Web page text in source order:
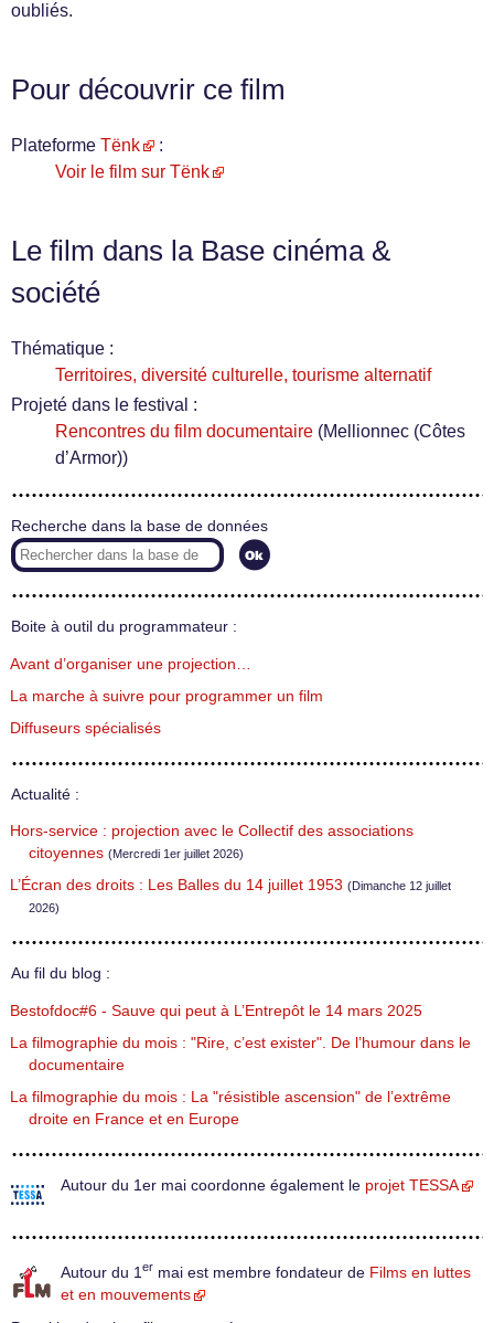
oubliés.
Pour découvrir ce film
Plateforme Tënk
:
Voir le film sur Tënk
Le film dans la Base cinéma &
société
Thématique :
Territoires, diversité culturelle, tourisme alternatif
Projeté dans le festival :
Rencontres du film documentaire (Mellionnec (Côtes
d’Armor))
Recherche dans la base de données
Boite à outil du programmateur :
Avant d’organiser une projection…
La marche à suivre pour programmer un film
Diffuseurs spécialisés
Actualité :
Hors-service : projection avec le Collectif des associations
citoyennes (Mercredi 1er juillet 2026)
L’Écran des droits : Les Balles du 14 juillet 1953 (Dimanche 12 juillet
2026)
Au fil du blog :
Bestofdoc#6 - Sauve qui peut à L’Entrepôt le 14 mars 2025
La filmographie du mois : "Rire, c’est exister". De l’humour dans le
documentaire
La filmographie du mois : La "résistible ascension" de l’extrême
droite en France et en Europe
Autour du 1er mai coordonne également le projet TESSA
Autour du 1 er mai est membre fondateur de Films en luttes
et en mouvements